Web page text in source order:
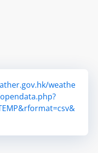
weathe